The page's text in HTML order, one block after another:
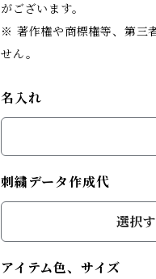
がございます。
※ 著作権や商標権等、第三
せん。
名入れ
刺繍データ作成代
選択
アイテム色、サイズ